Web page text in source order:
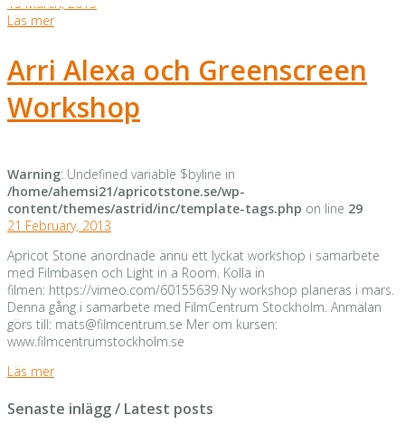
Läs mer
Arri Alexa och Greenscreen
Workshop
Warning: Undefined variable $byline in
/home/ahemsi21/apricotstone.se/wp-
content/themes/astrid/inc/template-tags.php on line 29
21 February, 2013
Apricot Stone anordnade ännu ett lyckat workshop i samarbete
med Filmbasen och Light in a Room. Kolla in
filmen: https://vimeo.com/60155639 Ny workshop planeras i mars.
Denna gång i samarbete med FilmCentrum Stockholm. Anmälan
görs till: mats@filmcentrum.se Mer om kursen:
www.filmcentrumstockholm.se
Läs mer
Senaste inlägg / Latest posts